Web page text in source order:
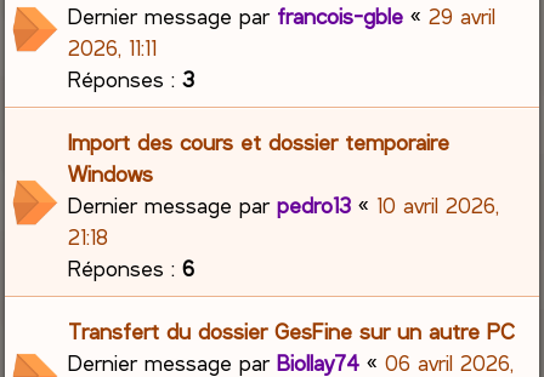
Dernier message par francois-gble «29 avril
2026, 11:11
Réponses :3
Import des cours et dossier temporaire
Windows
Dernier message parpedro13 « 10 avril 2026,
21:18
Réponses :6
Transfert du dossier GesFine sur un autre PC
Dernier message parBiollay74 «06 avril 2026,